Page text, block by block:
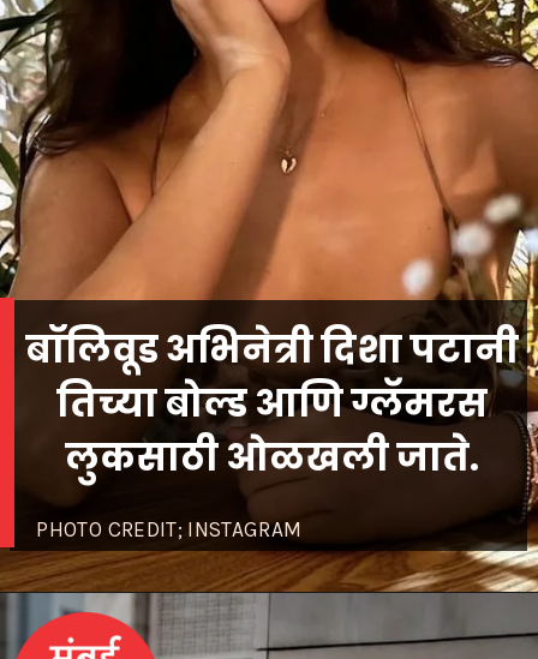
PHOTO CREDIT; INSTAGRAM
बॉलिवूड अभिनेत्री दिशा पटानी
तिच्या बोल्ड आणि ग्लॅमरस
लुकसाठी ओळखली जाते.